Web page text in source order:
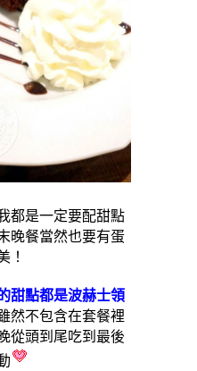
都是一定要配甜點
晚餐當然也要有蛋
！
甜點都是波赫士領
然不包含在套餐裡
從頭到尾吃到最後